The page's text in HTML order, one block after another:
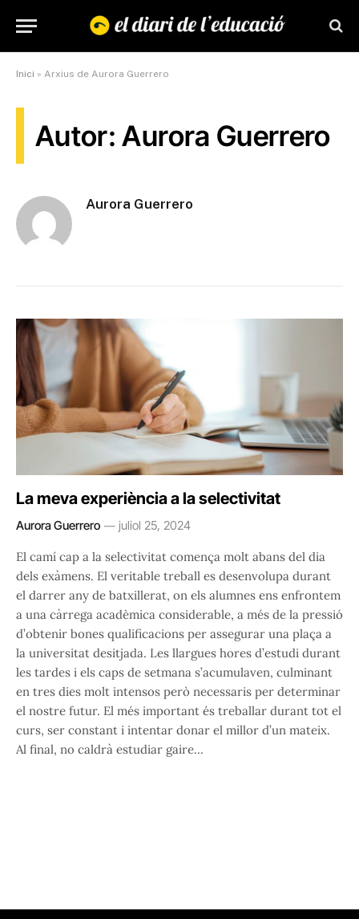
Inici » Arxius de Aurora Guerrero
Autor: Aurora Guerrero
Aurora Guerrero
La meva experiència a la selectivitat
Aurora Guerrero juliol 25, 2024
El camí cap a la selectivitat comença molt abans del dia
dels exàmens. El veritable treball es desenvolupa durant
el darrer any de batxillerat, on els alumnes ens enfrontem
a una càrrega acadèmica considerable, a més de la pressió
d’obtenir bones qualificacions per assegurar una plaça a
la universitat desitjada. Les llargues hores d’estudi durant
les tardes i els caps de setmana s’acumulaven, culminant
en tres dies molt intensos però necessaris per determinar
el nostre futur. El més important és treballar durant tot el
curs, ser constant i intentar donar el millor d’un mateix.
Al final, no caldrà estudiar gaire…